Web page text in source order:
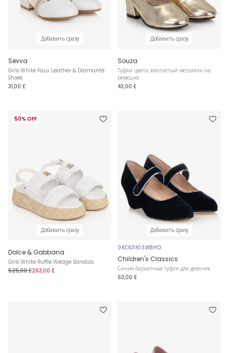
Добавить сразу
Sevva
Girls White Faux Leather & Diamanté
Shoes
31,00 £
Добавить сразу
Souza
Туфли цвета золотистый металлик на
ремешке
43,00 £
50% OFF
Добавить сразу
Dolce & Gabbana
Girls White Ruffle Wedge Sandals
525,00 £263,00 £
Добавить сразу
ЭКСКЛЮЗИВНО
Children's Classics
Синие бархатные туфли для девочек
63,00 £